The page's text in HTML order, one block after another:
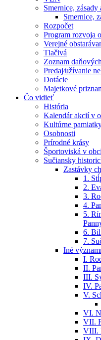
Smernice, zásady
Smernice,
Rozpočet
Program rozvoja
Verejné
Tlačivá
Zoznam
Predaj⁄užívanie
Dotácie
Majetkové
Čo vidieť
História
Kalendár akcií v
Kultúrne
Osobnosti
Prírodné krásy
Športoviská v obci
Sučiansky
Zastávky
1.
2.
3.
4.
5.
6.
7.
Iné
I.
II.
III.
IV.
V.
VI.
VII.
VIII.